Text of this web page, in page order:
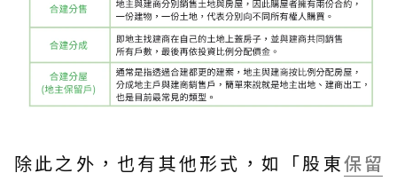
除此之外，也有其他形式，如「股東保留